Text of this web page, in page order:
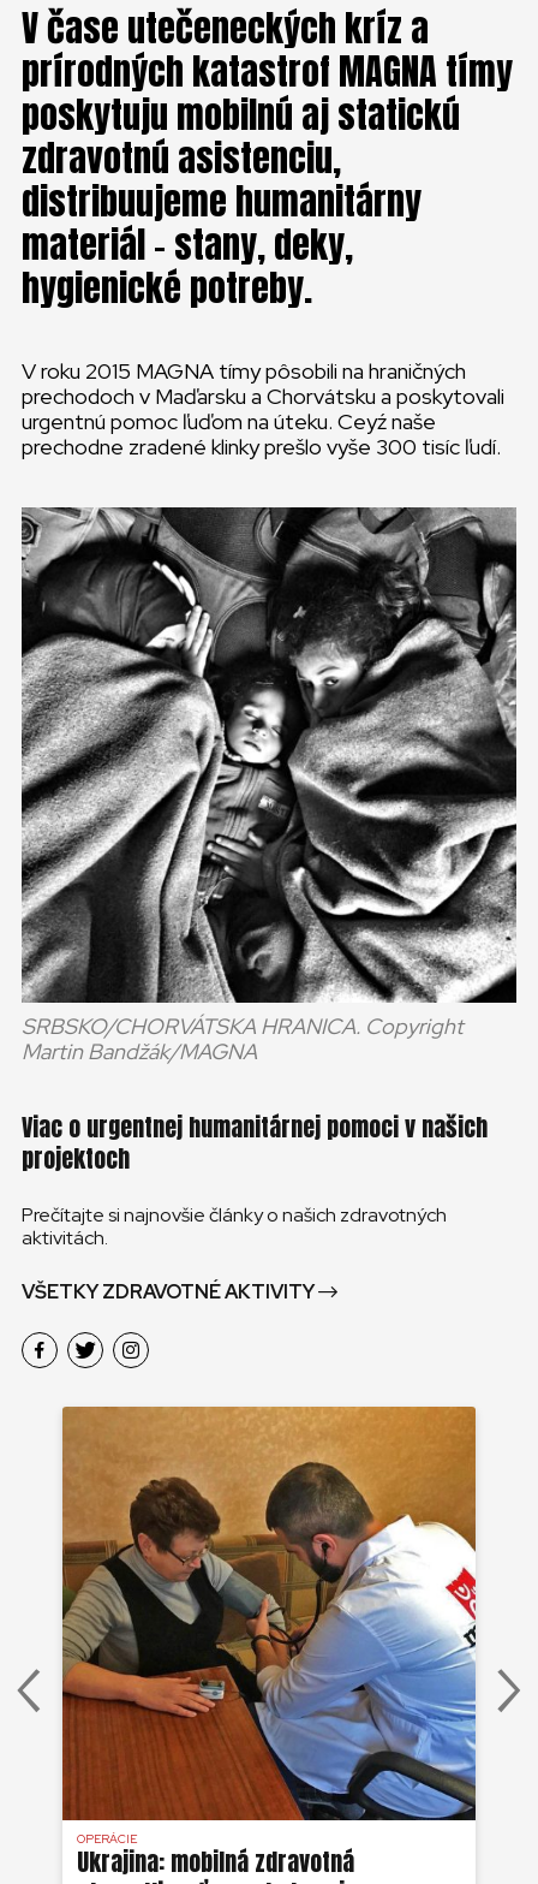
V čase utečeneckých kríz a
prírodných katastrof MAGNA tímy
poskytuju mobilnú aj statickú
zdravotnú asistenciu,
distribuujeme humanitárny
materiál – stany, deky,
hygienické potreby.
V roku 2015 MAGNA tímy pôsobili na hraničných
prechodoch v Maďarsku a Chorvátsku a poskytovali
urgentnú pomoc ľuďom na úteku. Ceyź naše
prechodne zradené klinky prešlo vyše 300 tisíc ľudí.
SRBSKO/CHORVÁTSKA HRANICA. Copyright
Martin Bandžák/MAGNA
Viac o urgentnej humanitárnej pomoci v našich
projektoch
Prečítajte si najnovšie články o našich zdravotných
aktivitách.
VŠETKY ZDRAVOTNÉ AKTIVITY
OPERÁCIE
Ukrajina: mobilná zdravotná